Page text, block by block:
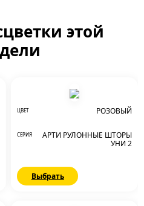
этой
ЦВЕТ РОЗОВЫЙ
СЕРИЯ
АРТИ РУЛОННЫЕ ШТОРЫ
УНИ 2
Выбрать